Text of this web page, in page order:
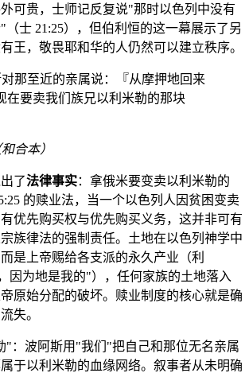
可贵，士师记反复说"那时以色列中没有
（士 21:25），但伯利恒的这一幕展示了另
王，敬畏耶和华的人仍然可以建立秩序。
对那至近的亲属说：『从摩押地回来
在要卖我们族兄以利米勒的那块
合本）
了法律事实：拿俄米要变卖以利米勒的
的赎业法，当一个以色列人因贫困变卖
优先购买权与优先购买义务，这并非可有
族律法的强制责任。土地在以色列神学中
是上帝赐给各支派的永久产业（利
因为地是我的"），任何家族的土地落入
原始分配的破坏。赎业制度的核心就是确
失。
"：波阿斯用"我们"把自己和那位无名亲属
于以利米勒的血缘网络。叙事者从未明确